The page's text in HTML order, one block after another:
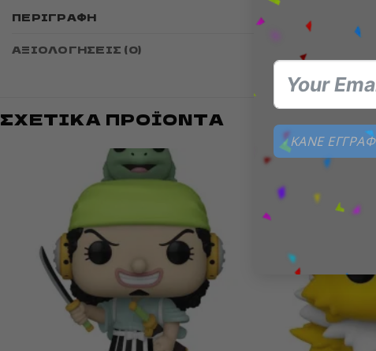
ΚΑΝΕ
ΠΕΡΙΓΡΑΦΉ
ΑΞΙΟΛΟΓΉΣΕΙΣ (0)
Funko
9 cm tall.
ΣΧΕΤΙΚΆ ΠΡΟΪΌΝΤΑ